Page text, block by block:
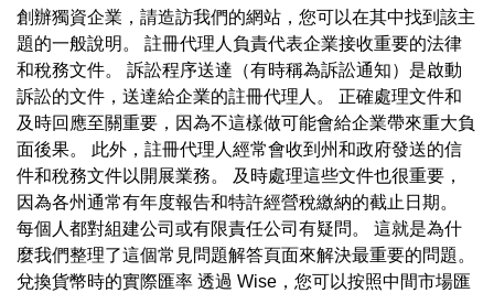
創辦獨資企業，請造訪我們的網站，您可以在其中找到該主
題的一般說明。 註冊代理人負責代表企業接收重要的法律
和稅務文件。 訴訟程序送達（有時稱為訴訟通知）是啟動
訴訟的文件，送達給企業的註冊代理人。 正確處理文件和
及時回應至關重要，因為不這樣做可能會給企業帶來重大負
面後果。 此外，註冊代理人經常會收到州和政府發送的信
件和稅務文件以開展業務。 及時處理這些文件也很重要，
因為各州通常有年度報告和特許經營稅繳納的截止日期。
每個人都對組建公司或有限責任公司有疑問。 這就是為什
麼我們整理了這個常見問題解答頁面來解決最重要的問題。
兌換貨幣時的實際匯率 透過 Wise，您可以按照中間市場匯